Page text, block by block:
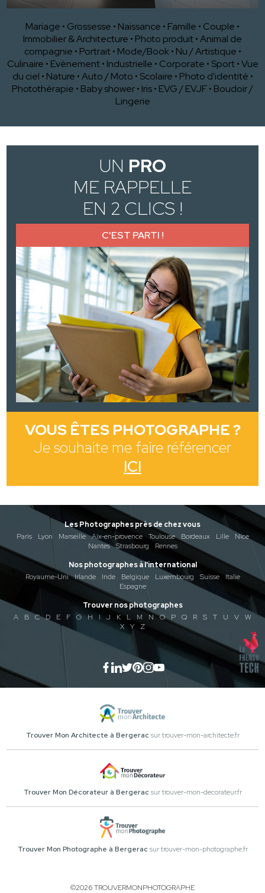
Mariage • Grossesse • Naissance • Famille • Couple •
Immobilier & Architecture • Photo produit•Animal de
compagnie • Portrait • Mode/Book • Nu / Artistique •
Culinaire • Evènement • Industrielle • Corporate • Sport •Vue
du ciel • Nature •Auto / Moto • Scolaire • Photo d'identité •
Photothérapie • Baby shower• Iris• EVG / EVJF• Boudoir /
Lingerie
UN PRO
ME RAPPELLE
EN 2 CLICS !
C'EST PARTI !
VOUS ÊTES PHOTOGRAPHE ?
Je souhaite me faire référencer
ICI
Les Photographes près de chez vous
Paris
Lyon Marseille Aix-en-provence Toulouse Bordeaux Lille
Nice
Nantes
Strasbourg
Rennes
Nos photographes à l'international
Royaume-Uni
Irlande Inde Belgique Luxembourg Suisse
Italie
Espagne
Trouver nos photographes
A
B C D E F G H I J K L M N O P Q R S T U V
W
X
Y Z
Trouver Mon Architecte à Bergerac sur trouver-mon-architecte.fr
Trouver Mon Décorateur à Bergerac sur trouver-mon-decorateur.fr
Trouver Mon Photographe à Bergerac sur trouver-mon-photographe.fr
©2026 TROUVERMONPHOTOGRAPHE